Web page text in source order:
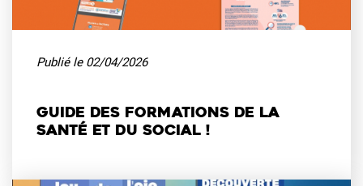
Publié le 02/04/2026
Guide des formations de la
santé et du social !